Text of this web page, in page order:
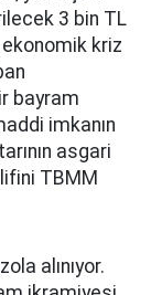
3 bin TL
ekonomik kriz
bayram
imkanın
asgari
TBMM
alınıyor.